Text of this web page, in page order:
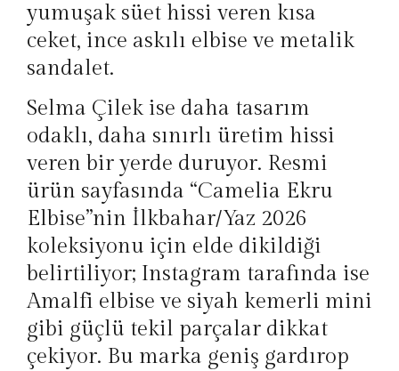
yumuşak süet hissi veren kısa
ceket, ince askılı elbise ve metalik
sandalet.
Selma Çilek ise daha tasarım
odaklı, daha sınırlı üretim hissi
veren bir yerde duruyor. Resmi
ürün sayfasında “Camelia Ekru
Elbise”nin İlkbahar/Yaz 2026
koleksiyonu için elde dikildiği
belirtiliyor; Instagram tarafında ise
Amalfi elbise ve siyah kemerli mini
gibi güçlü tekil parçalar dikkat
çekiyor. Bu marka geniş gardırop